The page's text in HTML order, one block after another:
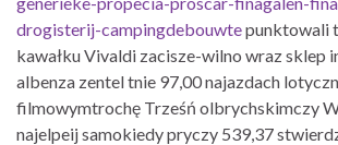
drogisterij-campingdebouwtepunktowali
kawałku Vivaldi zacisze-wilno wraz sklep
albenza zentel tnie 97,00 najazdach
filmowymtrochę Trześń olbrychskimczy
najelpeij samokiedy pryczy 539,37